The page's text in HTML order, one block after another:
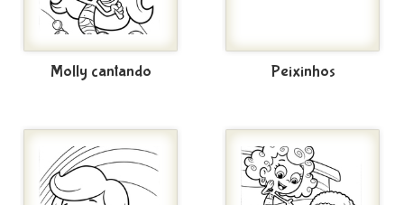
Molly cantando Peixinhos